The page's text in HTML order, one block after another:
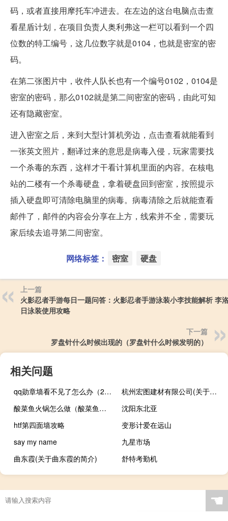
码，或者直接用摩托车冲进去。在左边的这台电脑点击查
看星盾计划，在项目负责人奥利弗这一栏可以看到一个四
位数的特工编号，这几位数字就是0104，也就是密室的密
码。
在第二张图片中，收件人队长也有一个编号0102，0104是
密室的密码，那么0102就是第二间密室的密码，由此可知
还有隐藏密室。
进入密室之后，来到大型计算机旁边，点击查看就能看到
一张英文照片，翻译过来的意思是病毒入侵，玩家需要找
一个杀毒的东西，这样才干看计算机里面的内容。在核电
站的二楼有一个杀毒硬盘，拿着硬盘回到密室，按照提示
插入硬盘即可清除电脑里的病毒。病毒清除之后就能查看
邮件了，邮件的内容会分享在上方，线索并不全，需要玩
家后续去追寻第二间密室。
网络标签： 密室 硬盘
上一篇
火影忍者手游每日一题问答：火影忍者手游泳装小李技能解析 李
日泳装使用攻略
下一篇
罗盘针什么时候出现的（罗盘针什么时候发明的）
相关问题
qq勋章墙看不见了怎么办（2021QQ新版本勋章墙查看方法）
杭州宏图建材有限公司(关于杭州宏图建材有限公司的简介)
酸菜鱼火锅怎么做（酸菜鱼火锅怎么做）
沈阳东北亚
htf第四面墙攻略
变形计爱在远山
say my name
九星市场
曲东霞(关于曲东霞的简介)
舒特考勤机
☚